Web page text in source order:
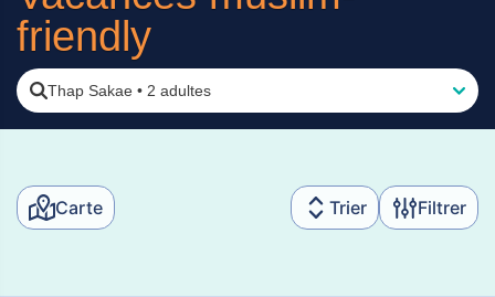
friendly
Thap Sakae • 2 adultes
Carte Trier Filtrer